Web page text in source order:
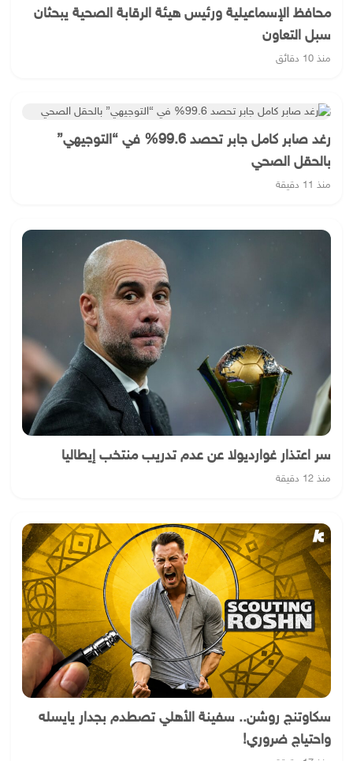
محافظ الإسماعيلية ورئيس هيئة الرقابة الصحية يبحثان
سبل التعاون
منذ 10 دقائق
رغد صابر كامل جابر تحصد 99.6% في “التوجيهي”
بالحقل الصحي
منذ 11 دقيقة
سر اعتذار غوارديولا عن عدم تدريب منتخب إيطاليا
منذ 12 دقيقة
سكاوتنج روشن.. سفينة الأهلي تصطدم بجدار يايسله
واحتياج ضروري!